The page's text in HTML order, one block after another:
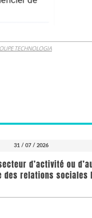
TECHNOLOGIA
31 / 07 / 2026
d’activité ou
relations sociales